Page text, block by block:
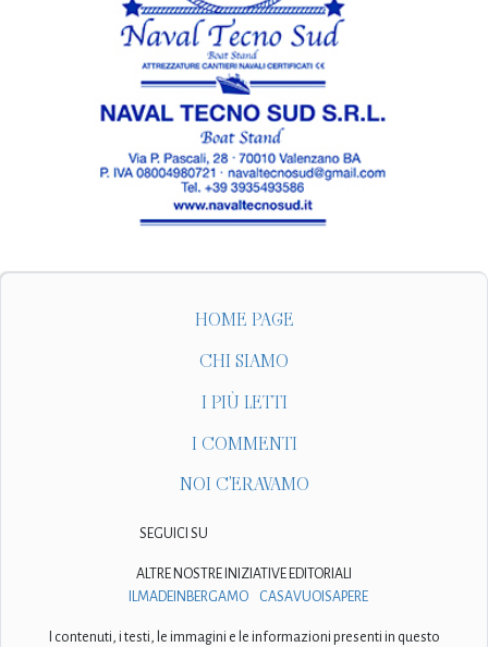
HOME PAGE
CHI SIAMO
I PIÙ LETTI
I COMMENTI
NOI C'ERAVAMO
SEGUICI SU
ALTRE NOSTRE INIZIATIVE EDITORIALI
ILMADEINBERGAMO
CASAVUOISAPERE
I contenuti, i testi, le immagini e le informazioni presenti in questo